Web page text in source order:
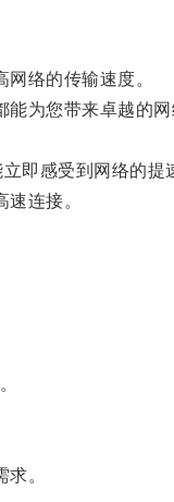
络的传输速度。
为您带来卓越的网
即感受到网络的提
连接。
。